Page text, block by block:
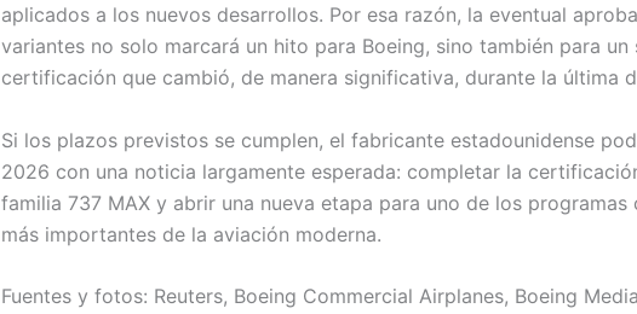
aplicados a los nuevos desarrollos. Por esa razón, la eventual
variantes no solo marcará un hito para Boeing, sino también para un
certificación que cambió, de manera significativa, durante la última
Si los plazos previstos se cumplen, el fabricante estadounidense
2026 con una noticia largamente esperada: completar la
familia 737 MAX y abrir una nueva etapa para uno de los programas
más importantes de la aviación moderna.
Fuentes y fotos: Reuters, Boeing Commercial Airplanes, Boeing